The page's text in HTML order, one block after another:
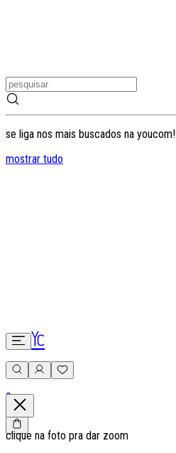
se liga nos mais buscados na youcom!
mostrar tudo
0
clique na foto pra dar zoom